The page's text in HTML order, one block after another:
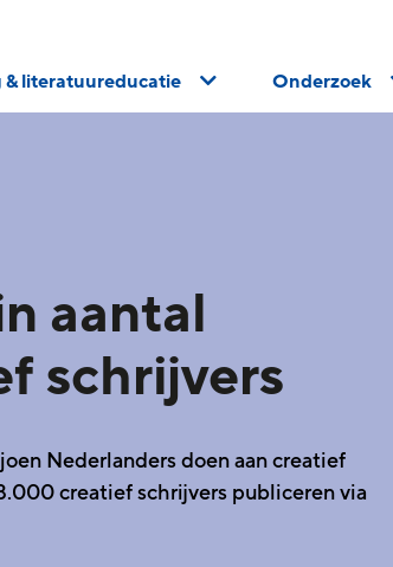
& literatuureducatie Onderzoek
aantal
schrijvers
Nederlanders doen aan creatief
creatief schrijvers publiceren via